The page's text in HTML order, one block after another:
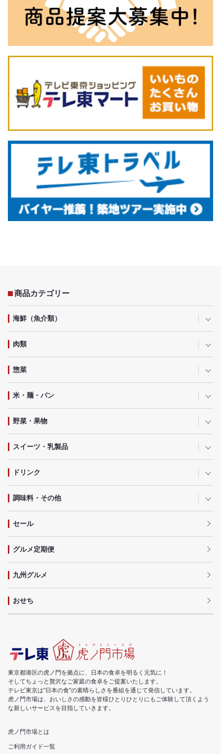
商品カテゴリー
海鮮（魚介類）
肉類
惣菜
米・麺・パン
野菜・果物
スイーツ・乳製品
ドリンク
調味料・その他
セール
グルメ定期便
九州グルメ
おせち
東京都港区の虎ノ門を拠点に、日本の食卓を明るく元気に！
そしてちょっと贅沢なご家庭の食卓をご提案いたします。
テレビ東京は"日本の食"の素晴らしさを番組を通じて発信しています。
虎ノ門市場は、おいしさの感動を皆様ひとりひとりにもご体験して頂くよう
な新しいサービスを目指していきます。
虎ノ門市場とは
ご利用ガイド一覧